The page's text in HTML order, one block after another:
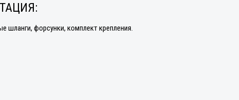
шланги, форсунки, комплект крепления.